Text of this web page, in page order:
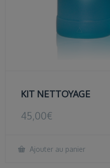
KIT NETTOYAGE
45,00€
Ajouter au panier